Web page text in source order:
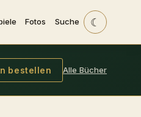
Fotos Suche ☾
bestellen Alle Bücher